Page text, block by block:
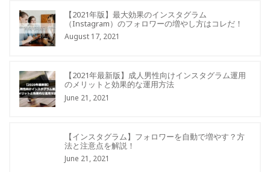
【2021年版】最大効果のインスタグラム
（Instagram）のフォロワーの増やし方はコレだ！
August 17, 2021
【2021年最新版】成人男性向けインスタグラム運用
のメリットと効果的な運用方法
June 21, 2021
【インスタグラム】フォロワーを自動で増やす？方
法と注意点を解説！
June 21, 2021